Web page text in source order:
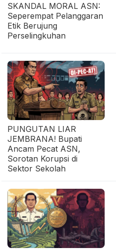
SKANDAL MORAL ASN:
Seperempat Pelanggaran
Etik Berujung
Perselingkuhan
PUNGUTAN LIAR
JEMBRANA! Bupati
Ancam Pecat ASN,
Sorotan Korupsi di
Sektor Sekolah